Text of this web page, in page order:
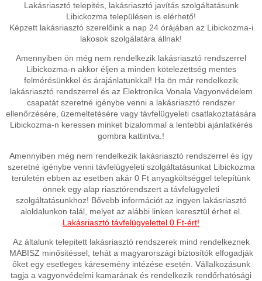
Lakásriasztó telepités, lakásriasztó javítás szolgáltatásunk
Libickozma településen is elérhető!
Képzett lakásriasztó szerelőink a nap 24 órájában az Libickozma-i
lakosok szolgálatára állnak!
Amennyiben ön még nem rendelkezik lakásriasztó rendszerrel
Libickozma-n akkor éljen a minden kötelezettség mentes
felmérésünkkel és árajánlatunkkal! Ha ön már rendelkezik
lakásriasztó rendszerrel és az Elektronika Vonala Vagyonvédelem
csapatát szeretné igénybe venni a lakásriasztó rendszer
ellenőrzésére, üzemeltetésére vagy távfelügyeleti csatlakoztatására
Libickozma-n keressen minket bizalommal a lentebbi ajánlatkérés
gombra kattintva.!
Amennyiben még nem rendelkezik lakásriasztó rendszerrel és így
szeretné igénybe venni távfelügyeleti szolgáltatásunkat Libickozma
területén ebben az esetben akár 0 Ft anyagköltséggel telepítünk
önnek egy alap riasztórendszert a távfelügyeleti
szolgáltatásunkhoz! Bővebb információt az ingyen lakásriasztó
aloldalunkon talál, melyet az alábbi linken keresztül érhet el.
Lakásriasztó távfelügyelettel 0 Ft-ért!
Az általunk telepitett lakásriasztó rendszerek mind rendelkeznek
MABISZ minősitéssel, tehát a magyarországi biztosítók elfogadják
őket egy esetleges káresemény intézése esetén. Vállalkozásunk
tagja a vagyonvédelmi kamarának és rendelkezik rendőrhatósági